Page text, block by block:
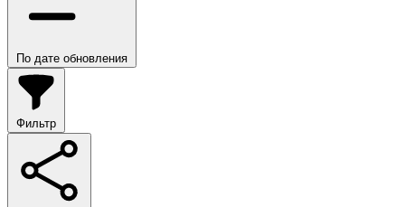
По дате обновления
Фильтр